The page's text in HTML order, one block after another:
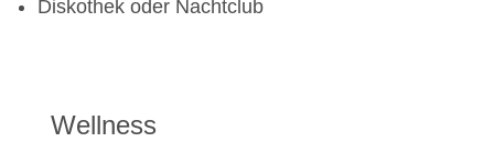
Diskothek oder Nachtclub
Wellness